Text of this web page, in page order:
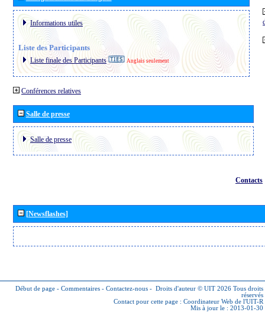
Informations utiles
Liste des Participants
Liste finale des Participants Anglais seulement
Conférences relatives
Salle de presse
Salle de presse
Contacts
[Newsflashes]
Début de page - Commentaires - Contactez-nous - Droits d'auteur © UIT 2026 Tous droits
réservés
Contact pour cette page : Coordinateur Web de l'UIT-R
Mis à jour le : 2013-01-30